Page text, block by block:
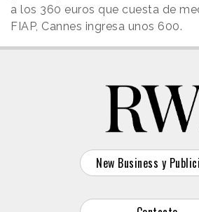
a los 360 euros que cuesta de
FIAP, Cannes ingresa unos 600.
New Business y